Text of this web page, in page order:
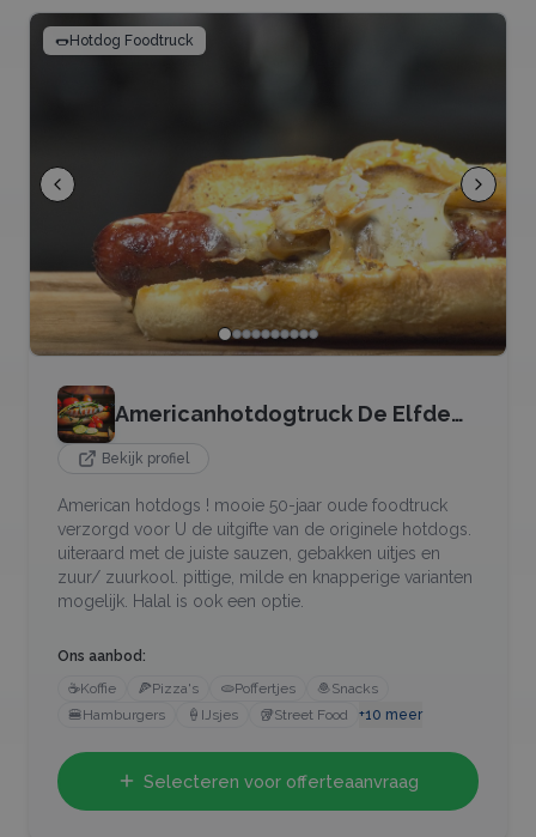
🌭Hotdog Foodtruck
Americanhotdogtruck De Elfde
Elf
Bekijk profiel
American hotdogs ! mooie 50-jaar oude foodtruck
verzorgd voor U de uitgifte van de originele hotdogs.
uiteraard met de juiste sauzen, gebakken uitjes en
zuur/ zuurkool. pittige, milde en knapperige varianten
mogelijk. Halal is ook een optie.
Ons aanbod:
☕Koffie 🍕Pizza's 🫓Poffertjes 🧆Snacks
🍔Hamburgers 🍦 IJsjes 🥡Street Food +10 meer
Selecteren voor offerteaanvraag